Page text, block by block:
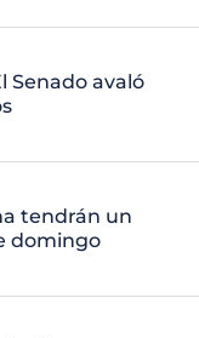
Senado avaló
tendrán un
domingo